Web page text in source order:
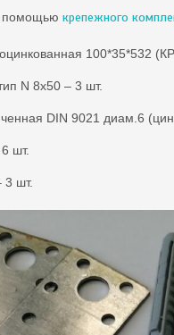
помощью крепежного
100*35*532
N 8х50 – 3 шт.
DIN 9021 диам.6
шт.
3 шт.